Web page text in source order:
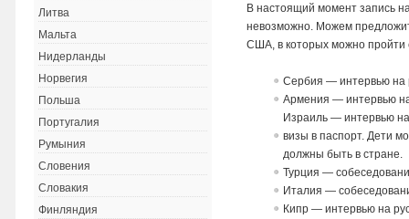
В настоящий момент запись
невозможно. Можем
США, в которых можно пройти
Сербия — интервью на
Армения — интервью
Израиль — интервью
визы в паспорт. Дети
должны быть в стране.
Турция —
Италия —
Кипр — интервью на
Литва
Мальта
Нидерланды
Норвегия
Польша
Португалия
Румыния
Словения
Словакия
Финляндия